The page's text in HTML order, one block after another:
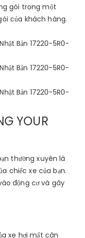
gói trong một
của khách hàng.
YOUR
thường xuyên là
chiếc xe của bạn.
động cơ và gây
xe hơi mất cân